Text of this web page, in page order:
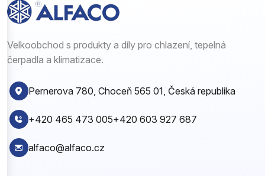
Velkoobchod s produkty a díly pro chlazení, tepelná
čerpadla a klimatizace.
Pernerova 780, Choceň 565 01, Česká republika
+420 465 473 005+420 603 927 687
alfaco@alfaco.cz